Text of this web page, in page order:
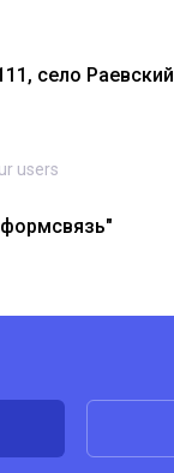
село Раевский
users